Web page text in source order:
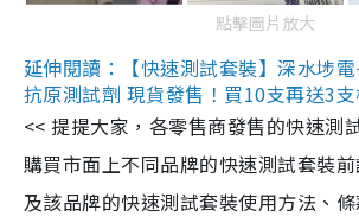
點擊圖片放大
延伸閱讀：【快速測試套裝】深水埗
抗原測試劑 現貨發售！買10支再送3
<< 提提大家，各零售商發售的快速測
購買市面上不同品牌的快速測試套裝
及該品牌的快速測試套裝使用方法、